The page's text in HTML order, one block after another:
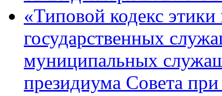
«Типовой кодекс
государственных
муниципальных
президиума Совета